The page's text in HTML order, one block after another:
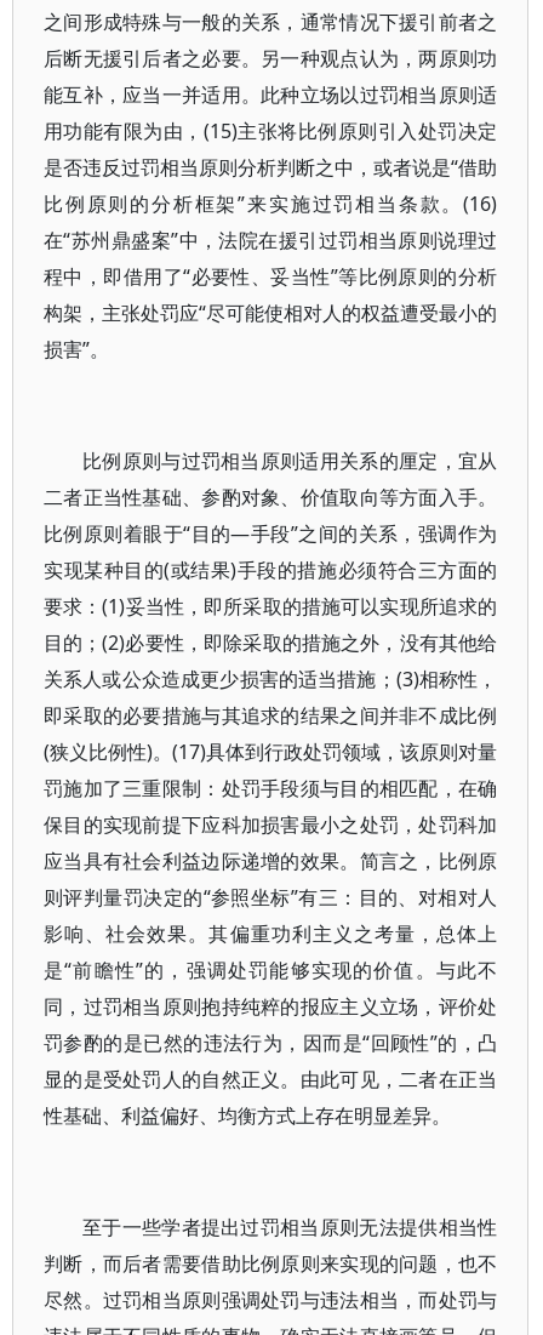
之间形成特殊与一般的关系，通常情况下援引前者之
后断无援引后者之必要。另一种观点认为，两原则功
能互补，应当一并适用。此种立场以过罚相当原则适
用功能有限为由，(15)主张将比例原则引入处罚决定
是否违反过罚相当原则分析判断之中，或者说是“借助
比例原则的分析框架”来实施过罚相当条款。(16)
在“苏州鼎盛案”中，法院在援引过罚相当原则说理过
程中，即借用了“必要性、妥当性”等比例原则的分析
构架，主张处罚应“尽可能使相对人的权益遭受最小的
损害”。
比例原则与过罚相当原则适用关系的厘定，宜从
二者正当性基础、参酌对象、价值取向等方面入手。
比例原则着眼于“目的—手段”之间的关系，强调作为
实现某种目的(或结果)手段的措施必须符合三方面的
要求：(1)妥当性，即所采取的措施可以实现所追求的
目的；(2)必要性，即除采取的措施之外，没有其他给
关系人或公众造成更少损害的适当措施；(3)相称性，
即采取的必要措施与其追求的结果之间并非不成比例
(狭义比例性)。(17)具体到行政处罚领域，该原则对量
罚施加了三重限制：处罚手段须与目的相匹配，在确
保目的实现前提下应科加损害最小之处罚，处罚科加
应当具有社会利益边际递增的效果。简言之，比例原
则评判量罚决定的“参照坐标”有三：目的、对相对人
影响、社会效果。其偏重功利主义之考量，总体上
是“前瞻性”的，强调处罚能够实现的价值。与此不
同，过罚相当原则抱持纯粹的报应主义立场，评价处
罚参酌的是已然的违法行为，因而是“回顾性”的，凸
显的是受处罚人的自然正义。由此可见，二者在正当
性基础、利益偏好、均衡方式上存在明显差异。
至于一些学者提出过罚相当原则无法提供相当性
判断，而后者需要借助比例原则来实现的问题，也不
尽然。过罚相当原则强调处罚与违法相当，而处罚与